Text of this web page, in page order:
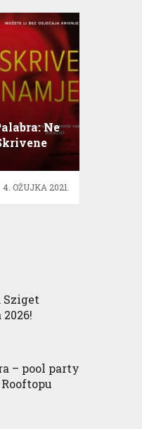
Ne
zemlje i
4. OŽUJKA 2021.
Sziget
– pool party